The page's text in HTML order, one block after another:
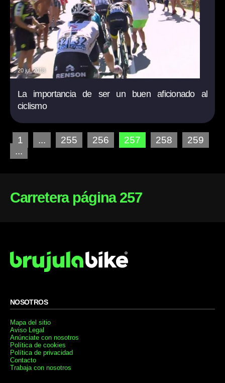
20 jul. 2018
La importancia de ser un buen aficionado al
ciclismo
1 ... 255 256 257 258
259
...
Carretera página 257
NOSOTROS
Mapa del sitio
Aviso Legal
Anúnciate con nosotros
Política de cookies
Política de privacidad
Contacto
Trabaja con nosotros